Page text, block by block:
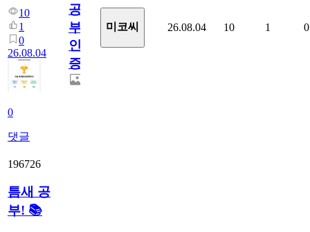
10
1
0
26.08.04
0
댓글
공
부
인
증
미코씨 26.08.04 10 1 0
196726
틈새 공
부! 📚